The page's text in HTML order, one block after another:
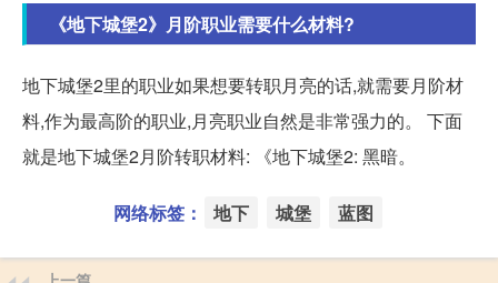
《地下城堡2》月阶职业需要什么材料?
地下城堡2里的职业如果想要转职月亮的话,就需要月阶材
料,作为最高阶的职业,月亮职业自然是非常强力的。 下面
就是地下城堡2月阶转职材料: 《地下城堡2: 黑暗。
网络标签： 地下 城堡 蓝图